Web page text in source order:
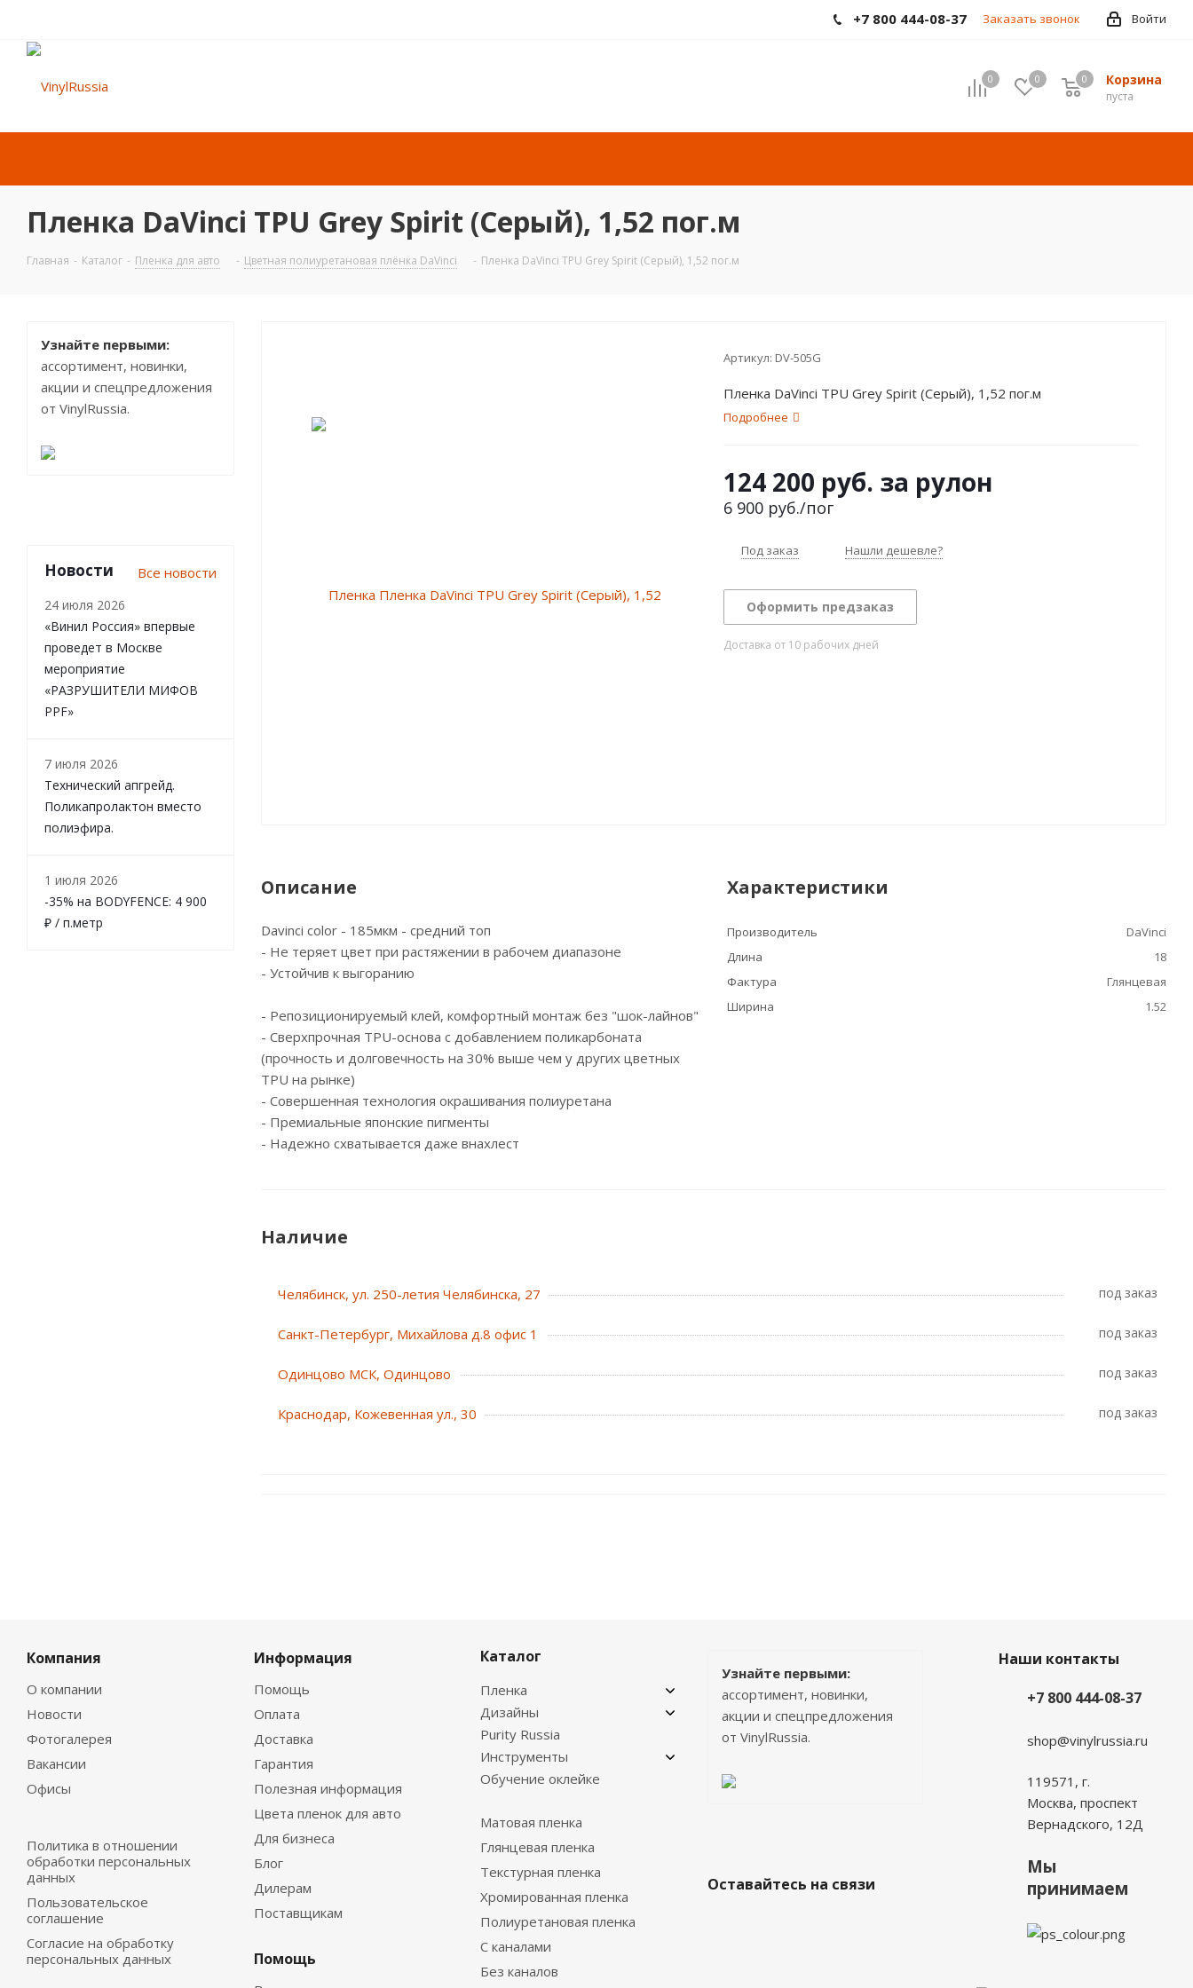
Войти
+7 800 444-08-37 Заказать звонок
0 0 Корзина
пуста
0
Пленка DaVinci TPU Grey Spirit (Серый), 1,52 пог.м
Главная - Каталог - Пленка для авто - Цветная полиуретановая плёнка DaVinci - Пленка DaVinci TPU Grey Spirit (Серый), 1,52 пог.м
Артикул: DV-505G
Пленка DaVinci TPU Grey Spirit (Серый), 1,52 пог.м
Подробнее
124 200 руб. за рулон
6 900 руб./пог
Под заказ Нашли дешевле?
Оформить предзаказ
Доставка от 10 рабочих дней
Описание
Davinci color - 185мкм - средний топ
- Не теряет цвет при растяжении в рабочем диапазоне
- Устойчив к выгоранию
- Репозиционируемый клей, комфортный монтаж без "шок-лайнов"
- Сверхпрочная TPU-основа с добавлением поликарбоната
(прочность и долговечность на 30% выше чем у других цветных
TPU на рынке)
- Cовершенная технология окрашивания полиуретана
- Премиальные японские пигменты
- Надежно схватывается даже внахлест
Характеристики
Производитель
DaVinci
Длина
18
Фактура
Глянцевая
Ширина
1.52
Наличие
Челябинск, ул. 250-летия Челябинска, 27 Под заказ
Санкт-Петербург, Михайлова д.8 офис 1 Под заказ
Одинцово МСК, Одинцово Под заказ
Краснодар, Кожевенная ул., 30 Под заказ
Узнайте первыми:
ассортимент, новинки,
акции и спецпредложения
от VinylRussia.
Новости Все новости
24 июля 2026
«Винил Россия» впервые
проведет в Москве
мероприятие
«РАЗРУШИТЕЛИ МИФОВ
PPF»
7 июля 2026
Технический апгрейд.
Поликапролактон вместо
полиэфира.
1 июля 2026
-35% на BODYFENCE: 4 900
₽ / п.метр
Компания
О компании
Новости
Фотогалерея
Вакансии
Офисы
Политика в отношении
обработки персональных
данных
Пользовательское
соглашение
Согласие на обработку
персональных данных
Информация
Помощь
Оплата
Доставка
Гарантия
Полезная информация
Цвета пленок для авто
Для бизнеса
Блог
Дилерам
Поставщикам
Помощь
Каталог
Пленка
Дизайны
Purity Russia
Инструменты
Обучение оклейке
Матовая пленка
Глянцевая пленка
Текстурная пленка
Хромированная пленка
Полиуретановая пленка
С каналами
Без каналов
Узнайте первыми:
ассортимент, новинки,
акции и спецпредложения
от VinylRussia.
Оставайтесь на связи
Наши контакты
+7 800 444-08-37
shop@vinylrussia.ru
119571,г.
Москва, проспект
Вернадского, 12Д
Мы
принимаем